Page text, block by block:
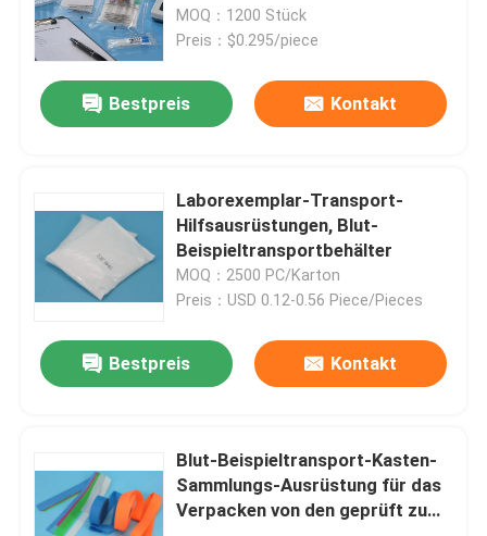
Videos
Über uns
Qualitätskontrolle
Bitte um ein Angebot
Transport-Tasche des Exemplar-95kPa
MOQ：1200 Stück
Preis：$0.295/piece
Bestpreis Kontakt
Laborexemplar-Transport-
Hilfsausrüstungen, Blut-
Beispieltransportbehälter
MOQ：2500 PC/Karton
Preis：USD 0.12-0.56 Piece/Pieces
Bestpreis Kontakt
Blut-Beispieltransport-Kasten-
Sammlungs-Ausrüstung für das
Verpacken von den geprüft zu